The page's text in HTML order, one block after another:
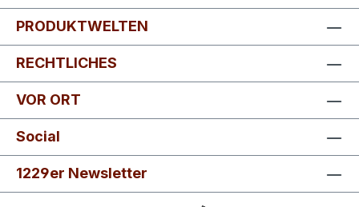
PRODUKTWELTEN
RECHTLICHES
VOR ORT
Social
1229er Newsletter